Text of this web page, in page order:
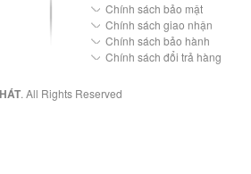
Chính sách bảo mật
Chính sách giao nhận
Chính sách bảo hành
Chính sách đổi trả hàng
. All Rights Reserved